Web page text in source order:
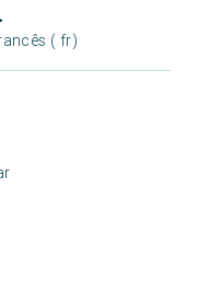
( fr)